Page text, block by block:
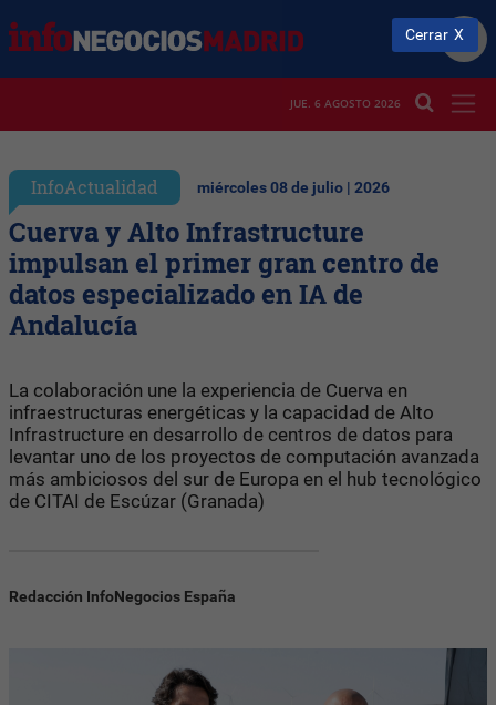
JUE. 6 AGOSTO 2026
InfoActualidad miércoles 08 de julio | 2026
Cuerva y Alto Infrastructure
impulsan el primer gran centro de
datos especializado en IA de
Andalucía
La colaboración une la experiencia de Cuerva en
infraestructuras energéticas y la capacidad de Alto
Infrastructure en desarrollo de centros de datos para
levantar uno de los proyectos de computación avanzada
más ambiciosos del sur de Europa en el hub tecnológico
de CITAI de Escúzar (Granada)
Redacción InfoNegocios España
Cerrar